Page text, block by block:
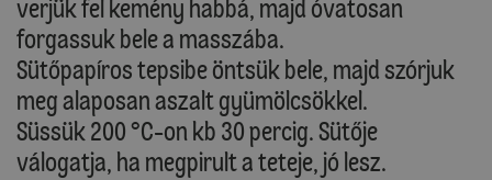
verjük fel kemény habbá, majd óvatosan
forgassuk bele a masszába.
Sütőpapíros tepsibe öntsük bele, majd szórjuk
meg alaposan aszalt gyümölcsökkel.
Süssük 200 °C-on kb 30 percig. Sütője
válogatja, ha megpirult a teteje, jó lesz.